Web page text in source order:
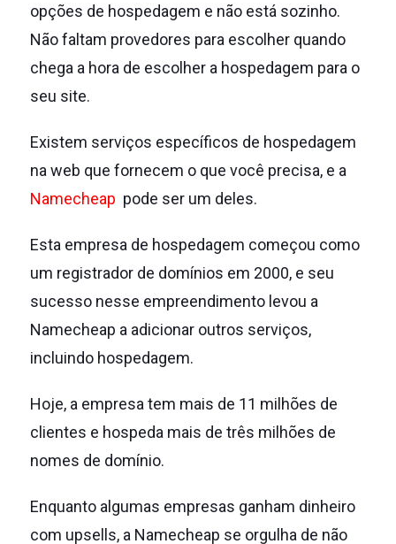
opções de hospedagem e não está sozinho.
Não faltam provedores para escolher quando
chega a hora de escolher a hospedagem para o
seu site.
Existem serviços específicos de hospedagem
na web que fornecem o que você precisa, e a
Namecheap pode ser um deles.
Esta empresa de hospedagem começou como
um registrador de domínios em 2000, e seu
sucesso nesse empreendimento levou a
Namecheap a adicionar outros serviços,
incluindo hospedagem.
Hoje, a empresa tem mais de 11 milhões de
clientes e hospeda mais de três milhões de
nomes de domínio.
Enquanto algumas empresas ganham dinheiro
com upsells, a Namecheap se orgulha de não